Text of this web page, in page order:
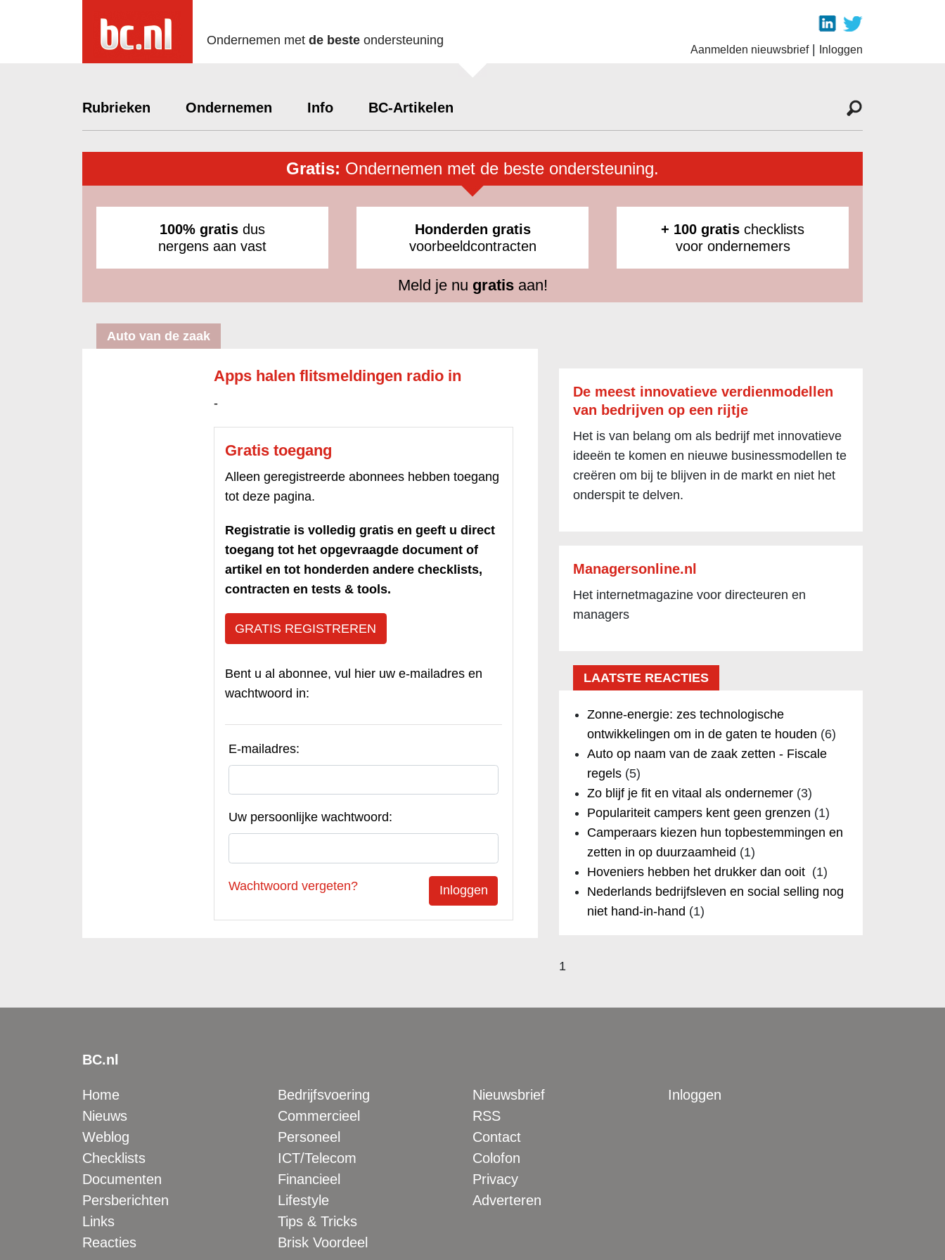
Ondernemen met de beste ondersteuning
Aanmelden nieuwsbrief| Inloggen
Rubrieken Ondernemen Info BC-Artikelen
Gratis: Ondernemen met de beste ondersteuning.
100% gratis dus
nergens aan vast
Honderden gratis
voorbeeldcontracten
+ 100 gratis checklists
voor ondernemers
Meld je nu gratisaan!
Auto van de zaak
Apps halen flitsmeldingen radio in
-
Gratis toegang
Alleen geregistreerde abonnees hebben toegang
tot deze pagina.
Registratie is volledig gratis en geeft u direct
toegang tot het opgevraagde document of
artikel en tot honderden andere checklists,
contracten en tests & tools.
GRATIS REGISTREREN
Bent u al abonnee, vul hier uw e-mailadres en
wachtwoord in:
E-mailadres:
Uw persoonlijke wachtwoord:
Wachtwoord vergeten?
De meest innovatieve verdienmodellen
van bedrijven op een rijtje
Het is van belang om als bedrijf met innovatieve
ideeën te komen en nieuwe businessmodellen te
creëren om bij te blijven in de markt en niet het
onderspit te delven.
Managersonline.nl
Het internetmagazine voor directeuren en
managers
LAATSTE REACTIES
Zonne-energie: zes technologische
ontwikkelingen om in de gaten te houden (6)
Auto op naam van de zaak zetten - Fiscale
regels(5)
Zo blijf je fit en vitaal als ondernemer(3)
Populariteit campers kent geen grenzen (1)
Camperaars kiezen hun topbestemmingen en
zetten in op duurzaamheid (1)
Hoveniers hebben het drukker dan ooit (1)
Nederlands bedrijfsleven en social selling nog
niet hand-in-hand (1)
1
BC.nl
Home
Nieuws
Weblog
Checklists
Documenten
Persberichten
Links
Reacties
Bedrijfsvoering
Commercieel
Personeel
ICT/Telecom
Financieel
Lifestyle
Tips & Tricks
Brisk Voordeel
Nieuwsbrief
RSS
Contact
Colofon
Privacy
Adverteren
Inloggen